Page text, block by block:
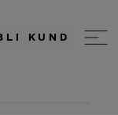
KUND